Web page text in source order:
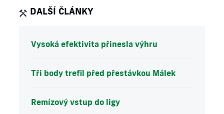
DALŠÍ ČLÁNKY
Vysoká efektivita přinesla výhru
Tři body trefil před přestávkou Málek
Remízový vstup do ligy